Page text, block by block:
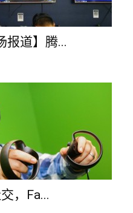
报道】腾...
，Fa...